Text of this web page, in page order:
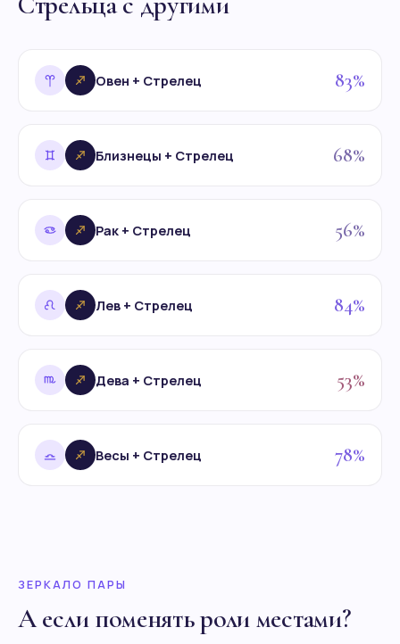
Овен + Стрелец 83%
Близнецы + Стрелец 68%
Рак + Стрелец 56%
Лев + Стрелец 84%
Дева + Стрелец 53%
Весы + Стрелец 78%
ЗЕРКАЛО ПАРЫ
А если поменять роли местами?